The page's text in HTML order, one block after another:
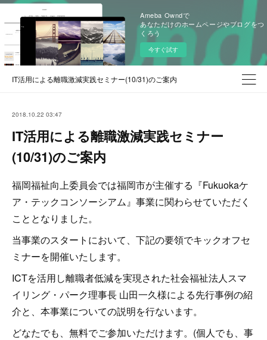
Ameba Owndで
あなただけのホームページやブログをつ
くろう
今すぐ試す
IT活用による離職激減実践セミナー(10/31)のご案内
2018.10.22 03:47
IT活用による離職激減実践セミナー
(10/31)のご案内
福岡福祉向上委員会では福岡市が主催する『Fukuokaケ
ア・テックコンソーシアム』事業に関わらせていただく
こととなりました。
当事業のスタートにおいて、下記の要領でキックオフセ
ミナーを開催いたします。
ICTを活用し離職者低減を実現された社会福祉法人スマ
イリング・パーク理事長 山田一久様による先行事例の紹
介と、本事業についての説明を行ないます。
どなたでも、無料でご参加いただけます。(個人でも、事